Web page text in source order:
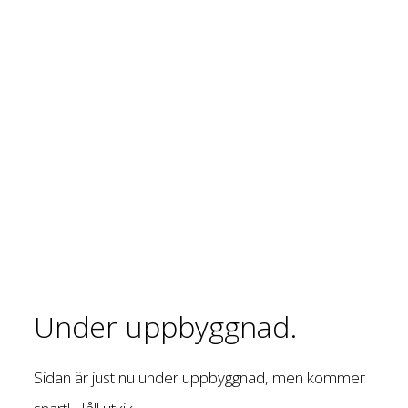
Under uppbyggnad.
Sidan är just nu under uppbyggnad, men kommer